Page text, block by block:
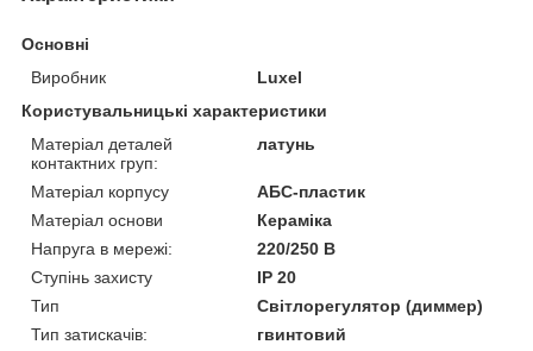
Основні
Виробник
Luxel
Користувальницькі характеристики
Матеріал деталей
контактних груп:
латунь
Матеріал корпусу
АБС-пластик
Матеріал основи
Кераміка
Напруга в мережі:
220/250 В
Ступінь захисту
IP 20
Тип
Світлорегулятор (диммер)
Тип затискачів:
гвинтовий